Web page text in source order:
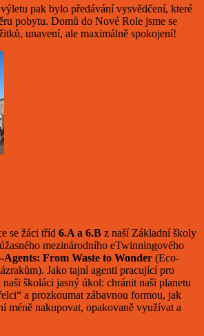
pak bylo předávání vysvědčení, které
pobytu. Domů do Nové Role jsme se
unavení, ale maximálně spokojení!
se žáci tříd 6.A a 6.B z naší Základní školy
mezinárodního eTwinningového
Agents: From Waste to Wonder (Eco-
Jako tajní agenti pracující pro
školáci jasný úkol: chránit naši planetu
a prozkoumat zábavnou formou, jak
méně nakupovat, opakovaně využívat a